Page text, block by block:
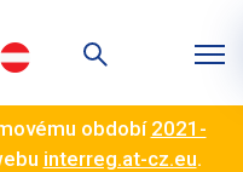
období2021-
interreg.at-cz.eu.